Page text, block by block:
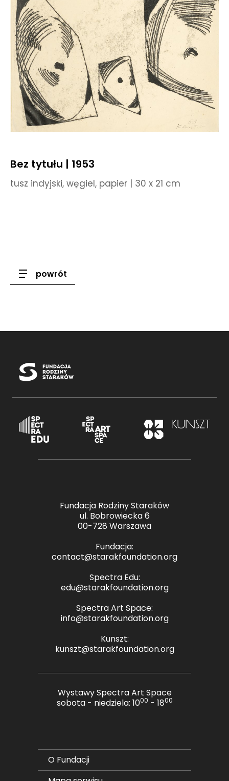
Bez tytułu | 1953
tusz indyjski, węgiel, papier | 30 x 21 cm
powrót
Fundacja Rodziny Staraków
ul. Bobrowiecka 6
00-728 Warszawa
Fundacja:
contact@starakfoundation.org
Spectra Edu:
edu@starakfoundation.org
Spectra Art Space:
info@starakfoundation.org
Kunszt:
kunszt@starakfoundation.org
Wystawy Spectra Art Space
sobota - niedziela: 1000 - 1800
O Fundacji